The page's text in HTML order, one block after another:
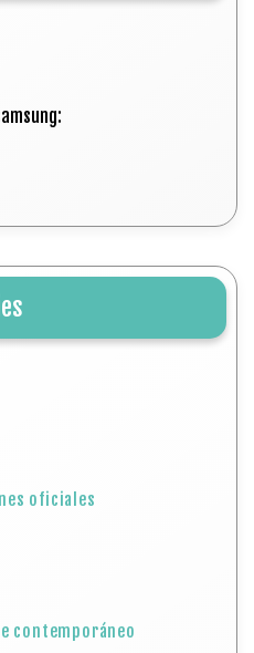
oficiales
contemporáneo